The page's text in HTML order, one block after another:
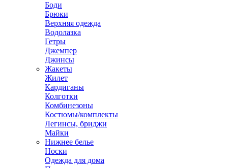
Боди
Брюки
Верхняя одежда
Водолазка
Гетры
Джемпер
Джинсы
Жакеты
Жилет
Кардиганы
Колготки
Комбинезоны
Костюмы/комплекты
Легинсы, бриджи
Майки
Нижнее белье
Носки
Одежда для дома